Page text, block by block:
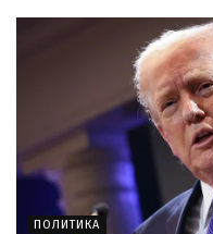
ПОЛИТИКА